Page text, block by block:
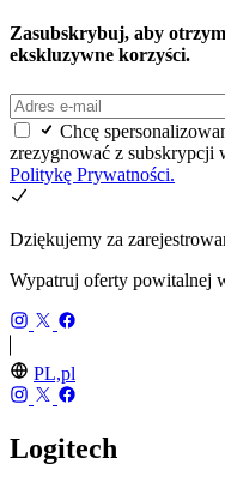
Zasubskrybuj, aby
ekskluzywne korzyści.
Chcę
zrezygnować z subskrypcji
Politykę Prywatności.
Dziękujemy za
Wypatruj oferty powitalnej
PL,pl
Logitech